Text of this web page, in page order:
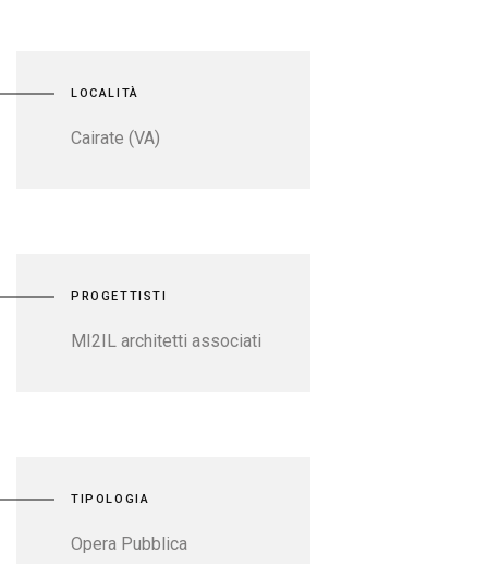
LOCALITÀ
Cairate (VA)
PROGETTISTI
MI2IL architetti associati
TIPOLOGIA
Opera Pubblica